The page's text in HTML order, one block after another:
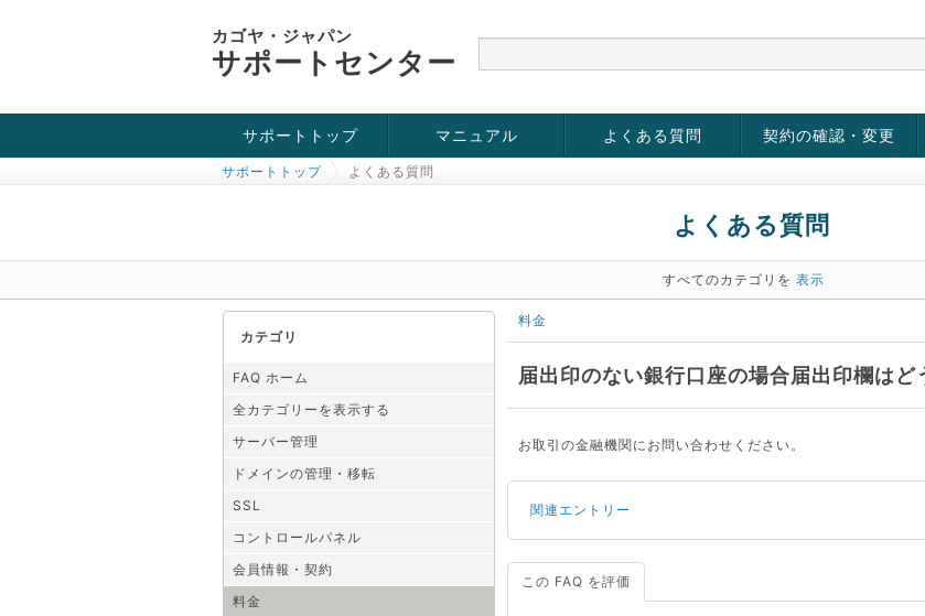
カゴヤ・ジャパン
サポートセンター
サポートトップ
お役立ち情報
チュートリアル
障害・メンテナンス情報
マニュアル よくある質問 契約の確認・変更
サポートトップ よくある質問
よくある質問
すべてのカテゴリを 表示
カテゴリ
FAQ ホーム
全カテゴリーを表示する
サーバー管理
ドメインの管理・移転
SSL
コントロールパネル
会員情報・契約
料金
料金
届出印のない銀行口座の場合届出印欄はど
お取引の金融機関にお問い合わせください。
関連エントリー
サーバーが重いので調査してほしい
この FAQ を評価